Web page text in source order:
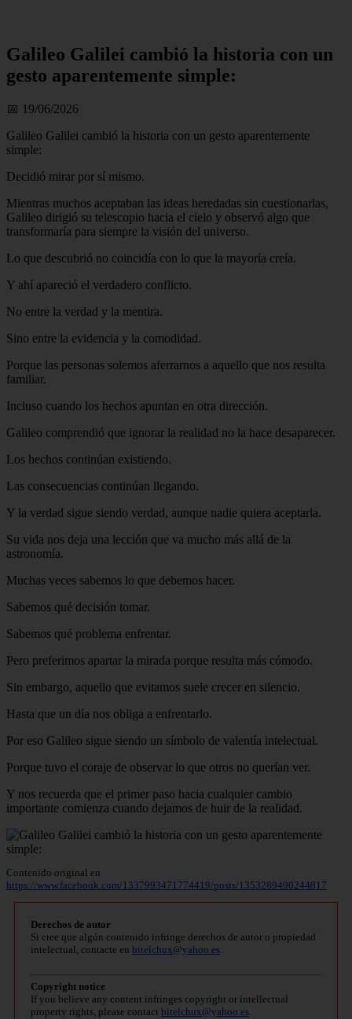
Galileo Galilei cambió la historia con un
gesto aparentemente simple:
📅 19/06/2026
Galileo Galilei cambió la historia con un gesto aparentemente
simple:
Decidió mirar por sí mismo.
Mientras muchos aceptaban las ideas heredadas sin cuestionarlas,
Galileo dirigió su telescopio hacia el cielo y observó algo que
transformaría para siempre la visión del universo.
Lo que descubrió no coincidía con lo que la mayoría creía.
Y ahí apareció el verdadero conflicto.
No entre la verdad y la mentira.
Sino entre la evidencia y la comodidad.
Porque las personas solemos aferrarnos a aquello que nos resulta
familiar.
Incluso cuando los hechos apuntan en otra dirección.
Galileo comprendió que ignorar la realidad no la hace desaparecer.
Los hechos continúan existiendo.
Las consecuencias continúan llegando.
Y la verdad sigue siendo verdad, aunque nadie quiera aceptarla.
Su vida nos deja una lección que va mucho más allá de la
astronomía.
Muchas veces sabemos lo que debemos hacer.
Sabemos qué decisión tomar.
Sabemos qué problema enfrentar.
Pero preferimos apartar la mirada porque resulta más cómodo.
Sin embargo, aquello que evitamos suele crecer en silencio.
Hasta que un día nos obliga a enfrentarlo.
Por eso Galileo sigue siendo un símbolo de valentía intelectual.
Porque tuvo el coraje de observar lo que otros no querían ver.
Y nos recuerda que el primer paso hacia cualquier cambio
importante comienza cuando dejamos de huir de la realidad.
Contenido original en
https://www.facebook.com/1337993471774419/posts/1353289490244817
Derechos de autor
Si cree que algún contenido infringe derechos de autor o propiedad
intelectual, contacte en bitelchux@yahoo.es.
Copyright notice
If you believe any content infringes copyright or intellectual
property rights, please contact bitelchux@yahoo.es.